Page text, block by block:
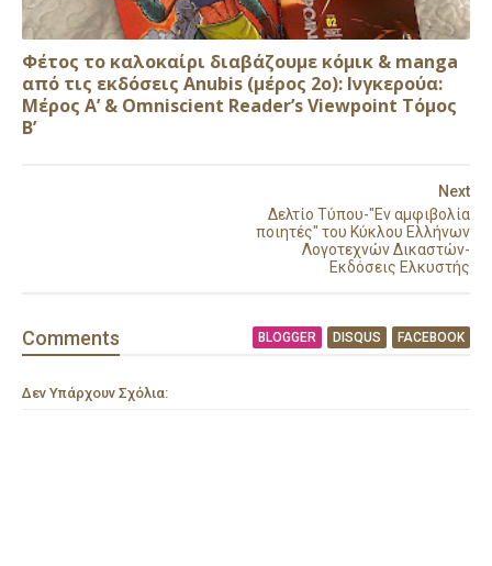
Φέτος το καλοκαίρι διαβάζουμε κόμικ & manga
από τις εκδόσεις Anubis (μέρος 2ο): Ινγκερούα:
Μέρος Α’ & Omniscient Reader’s Viewpoint Τόμος
Β’
Next
Δελτίο Τύπου-"Εν αμφιβολία
ποιητές" του Κύκλου Ελλήνων
Λογοτεχνών Δικαστών-
Εκδόσεις Ελκυστής
Comments BLOGGER DISQUS FACEBOOK
Δεν Υπάρχουν Σχόλια: